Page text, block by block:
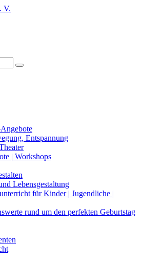
Entspannung
| Workshops
Lebensgestaltung
für Kinder | Jugendliche |
rund um den perfekten Geburtstag